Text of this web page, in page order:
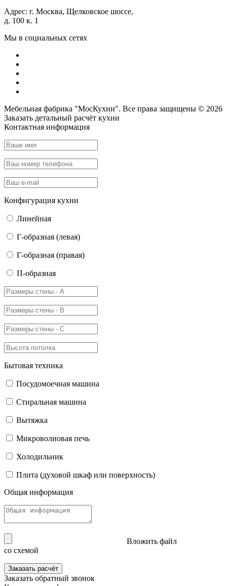
Адрес: г. Москва, Щелковское шоссе,
д. 100 к. 1
Мы в социальных сетях
Мебельная фабрика "МосКухни". Все права защищены © 2026
Заказать детальный расчёт кухни
Контактная информация
Конфигурация кухни
Линейная
Г-образная (левая)
Г-образная (правая)
П-образная
Бытовая техника
Посудомоечная машина
Стиральная машина
Вытяжка
Микроволновая печь
Холодильник
Плита (духовой шкаф или поверхность)
Общая информация
Вложить файл
со схемой
Заказать расчёт
Заказать обратный звонок